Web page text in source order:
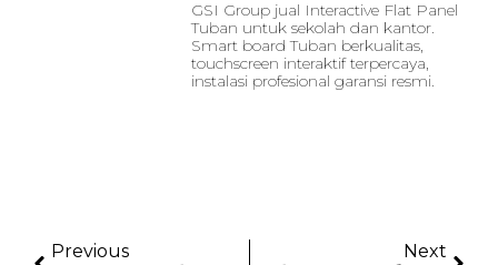
GSI Group jual Interactive Flat Panel
Tuban untuk sekolah dan kantor.
Smart board Tuban berkualitas,
touchscreen interaktif terpercaya,
instalasi profesional garansi resmi.
Previous Next